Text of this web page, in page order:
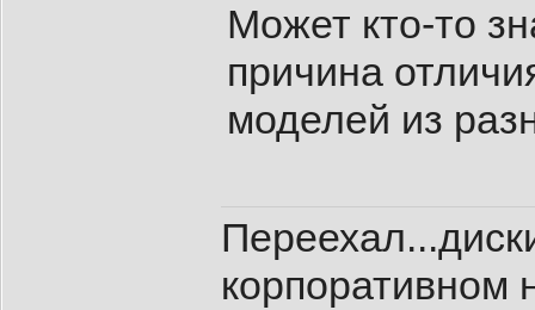
Может кто-то
причина
моделей из
корпоративном